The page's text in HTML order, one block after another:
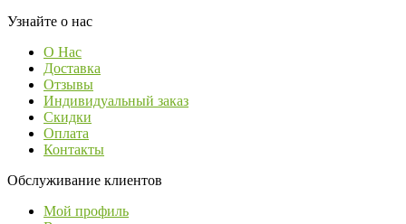
Узнайте о нас
О Нас
Доставка
Отзывы
Индивидуальный заказ
Скидки
Оплата
Контакты
Обслуживание клиентов
Мой профиль